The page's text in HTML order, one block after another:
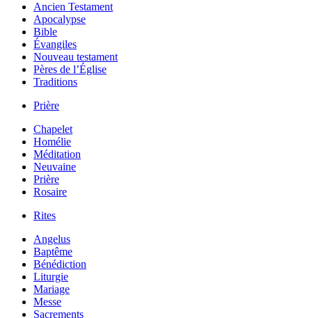
Ancien Testament
Apocalypse
Bible
Évangiles
Nouveau testament
Pères de l’Église
Traditions
Prière
Chapelet
Homélie
Méditation
Neuvaine
Prière
Rosaire
Rites
Angelus
Baptême
Bénédiction
Liturgie
Mariage
Messe
Sacrements